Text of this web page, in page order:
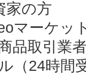
家の方
マーケッ
品取引業
（24時間